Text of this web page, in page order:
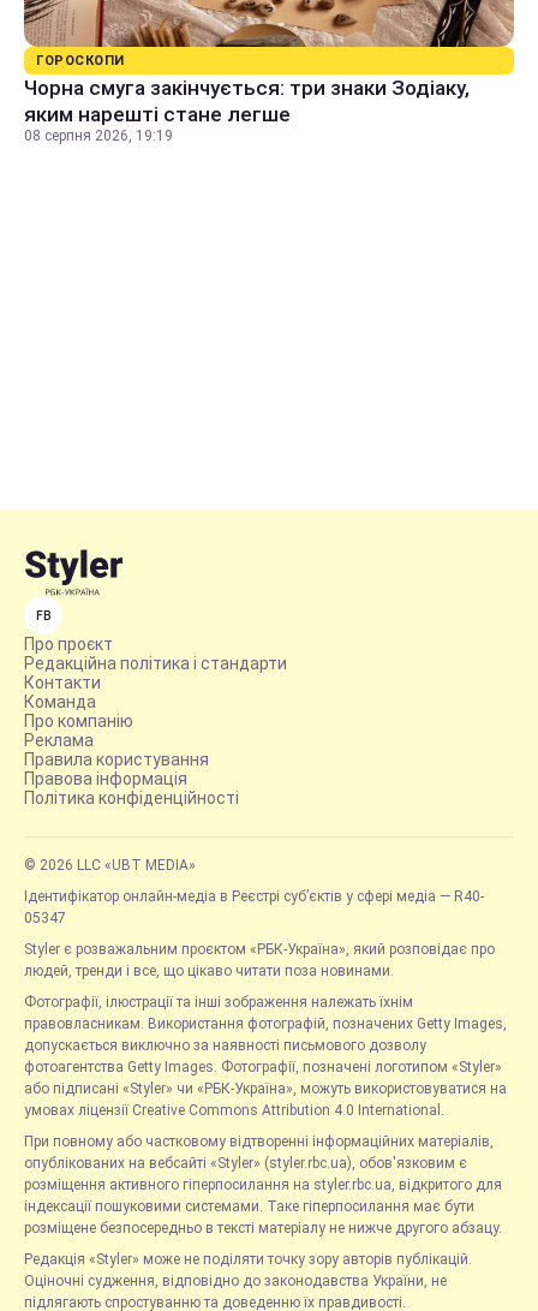
ГОРОСКОПИ
Чорна смуга закінчується: три знаки Зодіаку,
яким нарешті стане легше
08 серпня 2026, 19:19
FB
Про проєкт
Редакційна політика і стандарти
Контакти
Команда
Про компанію
Реклама
Правила користування
Правова інформація
Політика конфіденційності
© 2026 LLC «UBT MEDIA»
Ідентифікатор онлайн-медіа в Реєстрі суб’єктів у сфері медіа — R40-
05347
Styler є розважальним проєктом «РБК-Україна», який розповідає про
людей, тренди і все, що цікаво читати поза новинами.
Фотографії, ілюстрації та інші зображення належать їхнім
правовласникам. Використання фотографій, позначених Getty Images,
допускається виключно за наявності письмового дозволу
фотоагентства Getty Images. Фотографії, позначені логотипом «Styler»
або підписані «Styler» чи «РБК-Україна», можуть використовуватися на
умовах ліцензії Creative Commons Attribution 4.0 International.
При повному або частковому відтворенні інформаційних матеріалів,
опублікованих на вебсайті «Styler» (styler.rbc.ua), обов'язковим є
розміщення активного гіперпосилання на styler.rbc.ua, відкритого для
індексації пошуковими системами. Таке гіперпосилання має бути
розміщене безпосередньо в тексті матеріалу не нижче другого абзацу.
Редакція «Styler» може не поділяти точку зору авторів публікацій.
Оціночні судження, відповідно до законодавства України, не
підлягають спростуванню та доведенню їх правдивості.